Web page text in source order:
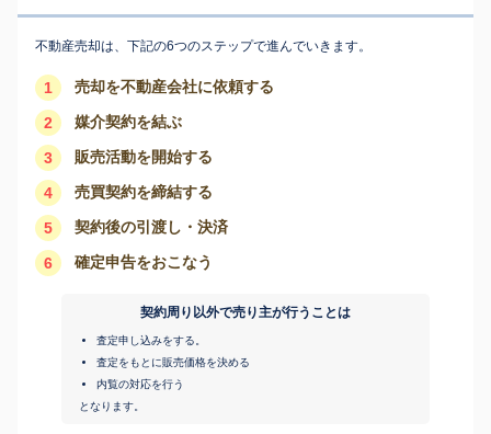
不動産売却は、下記の6つのステップで進んでいきます。
1 売却を不動産会社に依頼する
2 媒介契約を結ぶ
3 販売活動を開始する
4 売買契約を締結する
5 契約後の引渡し・決済
6 確定申告をおこなう
契約周り以外で売り主が行うことは
査定申し込みをする。
査定をもとに販売価格を決める
内覧の対応を行う
となります。